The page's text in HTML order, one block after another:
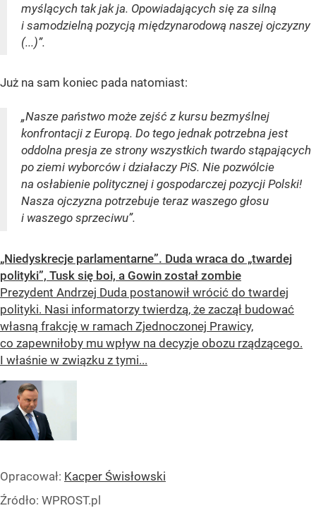
myślących tak jak ja. Opowiadających się za silną
i samodzielną pozycją międzynarodową naszej ojczyzny
(...)”.
Już na sam koniec pada natomiast:
„Nasze państwo może zejść z kursu bezmyślnej
konfrontacji z Europą. Do tego jednak potrzebna jest
oddolna presja ze strony wszystkich twardo stąpających
po ziemi wyborców i działaczy PiS. Nie pozwólcie
na osłabienie politycznej i gospodarczej pozycji Polski!
Nasza ojczyzna potrzebuje teraz waszego głosu
i waszego sprzeciwu”.
„Niedyskrecje parlamentarne”. Duda wraca do „twardej
polityki”, Tusk się boi, a Gowin został zombie
Prezydent Andrzej Duda postanowił wrócić do twardej
polityki. Nasi informatorzy twierdzą, że zaczął budować
własną frakcję w ramach Zjednoczonej Prawicy,
co zapewniłoby mu wpływ na decyzje obozu rządzącego.
I właśnie w związku z tymi...
Opracował: Kacper Świsłowski
Źródło: WPROST.pl